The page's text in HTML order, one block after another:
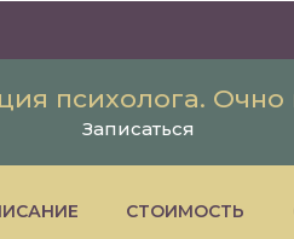
психолога.
Записаться
СТОИМОСТЬ